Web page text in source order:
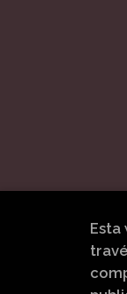
Esta